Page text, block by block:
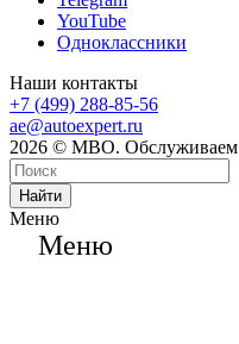
YouTube
Одноклассники
Наши контакты
+7 (499) 288-85-56
ae@autoexpert.ru
2026 © МВО. Обслуживаем
Найти
Меню
Меню